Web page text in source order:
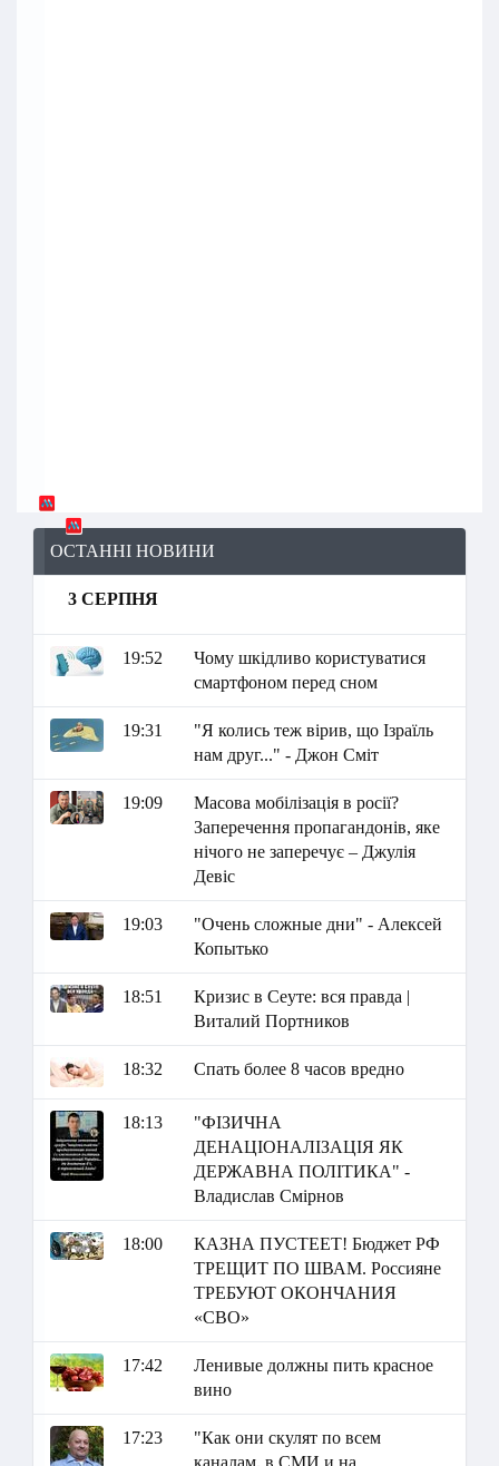
ОСТАННІ НОВИНИ
3 СЕРПНЯ
19:52
Чому шкідливо користуватися
смартфоном перед сном
19:31
"Я колись теж вірив, що Ізраїль
нам друг..." - Джон Сміт
19:09
Масова мобілізація в росії?
Заперечення пропагандонів, яке
нічого не заперечує – Джулія
Девіс
19:03
"Очень сложные дни" - Алексей
Копытько
18:51
Кризис в Сеуте: вся правда |
Виталий Портников
18:32 Спать более 8 часов вредно
18:13
"ФІЗИЧНА
ДЕНАЦІОНАЛІЗАЦІЯ ЯК
ДЕРЖАВНА ПОЛІТИКА" -
Владислав Смірнов
18:00
КАЗНА ПУСТЕЕТ! Бюджет РФ
ТРЕЩИТ ПО ШВАМ. Россияне
ТРЕБУЮТ ОКОНЧАНИЯ
«СВО»
17:42
Ленивые должны пить красное
вино
17:23
"Как они скулят по всем